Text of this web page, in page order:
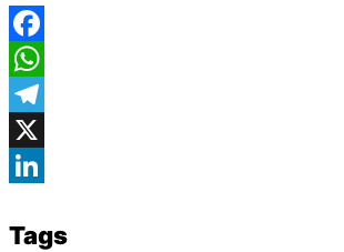
Facebook
WhatsApp
Telegram
X
Tags